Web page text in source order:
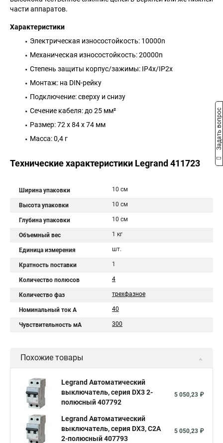
части аппаратов.
Характеристики
Электрическая износостойкость: 10000n
Механическая износостойкость: 20000n
Степень защиты корпус/зажимы: IP4x/IP2x
Монтаж: на DIN-рейку
Подключение: сверху и снизу
Сечение кабеля: до 25 мм²
Размер: 72 x 84 x 74 мм
Масса: 0,4 г
Технические характеристики Legrand 411723
Ширина упаковки 10 см
Высота упаковки 10 см
Глубина упаковки 10 см
Объемный вес 1 кг
Единица измерения шт.
Кратность поставки 1
Количество полюсов 4
Количество фаз трехфазное
Номинальный ток A 40
Чувствительность мА 300
Похожие товары
Legrand Автоматический
выключатель, серия DX3 2-
полюсный 407792
5 050,23 ₽
Legrand Автоматический
выключатель, серия DX3, С2A
2-полюсный 407793
5 050,23 ₽
Задать вопрос